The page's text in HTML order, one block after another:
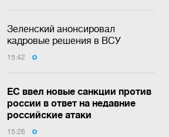
Зеленский анонсировал
кадровые решения в ВСУ
15:42
ЕС ввел новые санкции против
россии в ответ на недавние
российские атаки
15:26